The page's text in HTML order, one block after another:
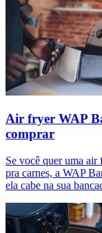
Air fryer WAP
comprar
Se você quer uma
pra carnes, a WAP
ela cabe na sua